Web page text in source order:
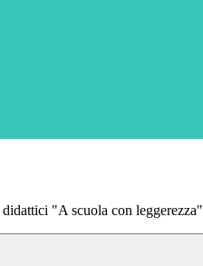
"A scuola con leggerezza"